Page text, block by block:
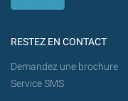
RESTEZ EN CONTACT
Demandez une brochure
Service SMS